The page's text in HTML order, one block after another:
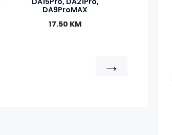
DA9ProMAX
17.50 KM
→